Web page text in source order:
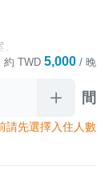
瓦斯爐押金$300
、浴帽、紙拖
、矮凳。
約 TWD 5,000 / 晚
間
請先選擇入住人數